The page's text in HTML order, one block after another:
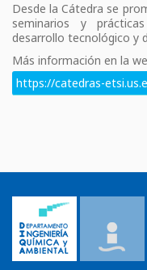
Desde la Cátedra se
seminarios y
desarrollo tecnológico y
Más información en la
https://catedras-